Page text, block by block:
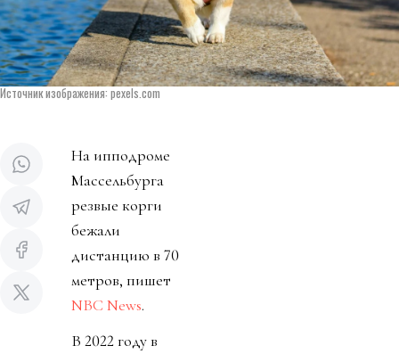
Источник изображения: pexels.com
На ипподроме
Массельбурга
резвые корги
бежали
дистанцию в 70
метров, пишет
NBC News.
В 2022 году в